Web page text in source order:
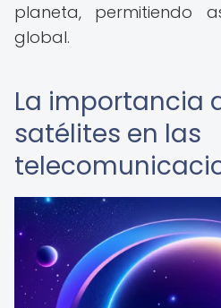
planeta, permitiendo
global.
La importancia
satélites en las